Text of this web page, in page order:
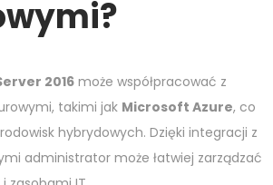
2016 może współpracować z
takimi jak Microsoft Azure, co
hybrydowych. Dzięki integracji z
administrator może łatwiej zarządzać